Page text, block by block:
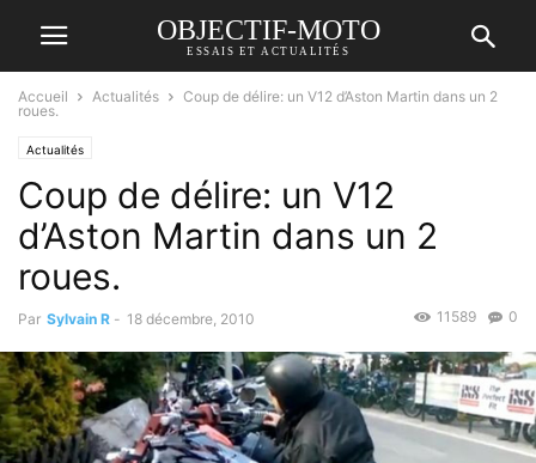
OBJECTIF-MOTO
ESSAIS ET ACTUALITÉS
Accueil Actualités
Coup de délire: un V12 d’Aston Martin dans un 2
roues.
Actualités
Coup de délire: un V12
d’Aston Martin dans un 2
roues.
Par Sylvain R - 18 décembre, 2010 0
11589